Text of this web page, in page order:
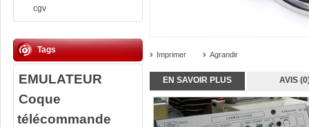
cgv
Tags
EMULATEUR
Coque
télécommande
Imprimer Agrandir
EN SAVOIR PLUS AVIS